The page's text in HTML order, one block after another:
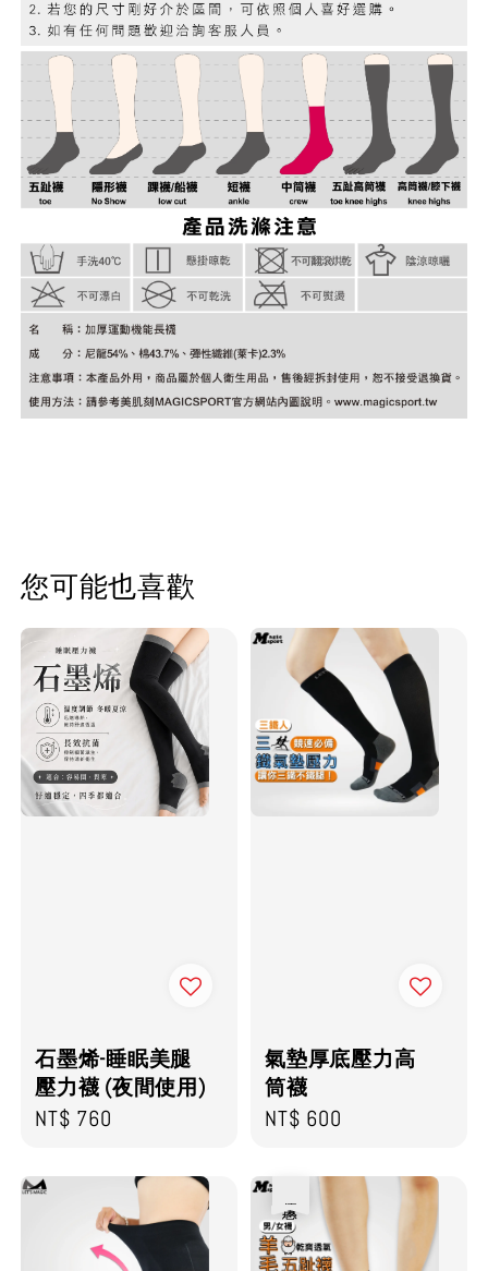
您可能也喜歡
石墨烯-睡眠美腿
壓力襪 (夜間使用)
Regular
NT$ 760
氣墊厚底壓力高
筒襪
Regular
NT$ 600